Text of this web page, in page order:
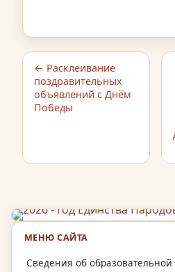
← Расклеивание
поздравительных
объявлений с Днём
Победы
МЕНЮ САЙТА
Сведения об